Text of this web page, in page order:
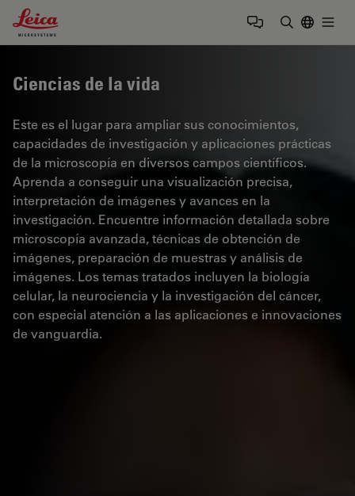
Leica Microsystems Logo
Ciencias de la vida
Este es el lugar para ampliar sus conocimientos,
capacidades de investigación y aplicaciones prácticas
de la microscopía en diversos campos científicos.
Aprenda a conseguir una visualización precisa,
interpretación de imágenes y avances en la
investigación. Encuentre información detallada sobre
microscopía avanzada, técnicas de obtención de
imágenes, preparación de muestras y análisis de
imágenes. Los temas tratados incluyen la biología
celular, la neurociencia y la investigación del cáncer,
con especial atención a las aplicaciones e innovaciones
de vanguardia.